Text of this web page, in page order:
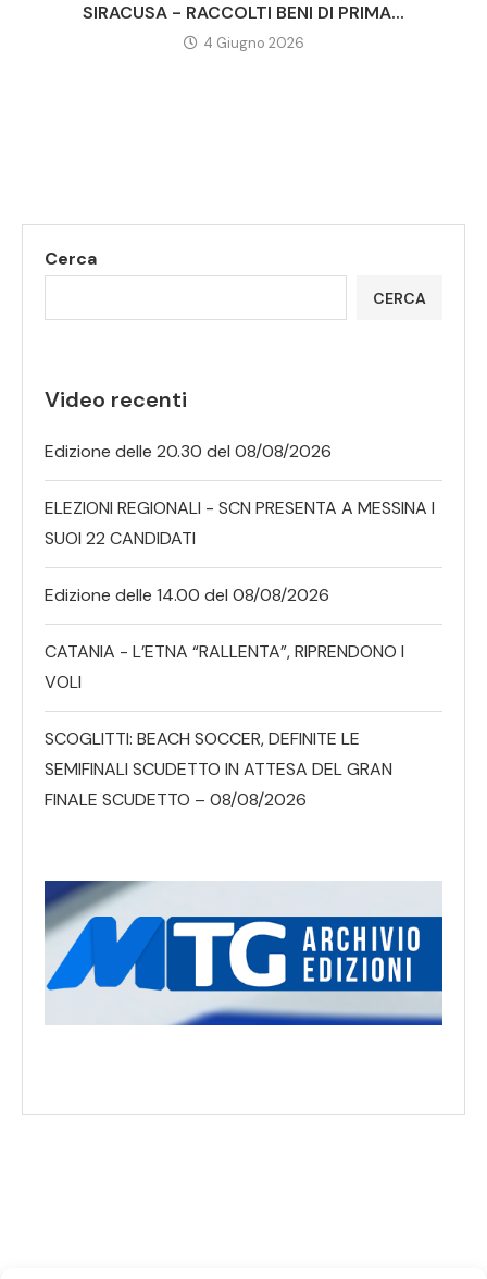
SIRACUSA - RACCOLTI BENI DI PRIMA...
4 Giugno 2026
Cerca
CERCA
Video recenti
Edizione delle 20.30 del 08/08/2026
ELEZIONI REGIONALI - SCN PRESENTA A MESSINA I
SUOI 22 CANDIDATI
Edizione delle 14.00 del 08/08/2026
CATANIA - L’ETNA “RALLENTA”, RIPRENDONO I
VOLI
SCOGLITTI: BEACH SOCCER, DEFINITE LE
SEMIFINALI SCUDETTO IN ATTESA DEL GRAN
FINALE SCUDETTO – 08/08/2026